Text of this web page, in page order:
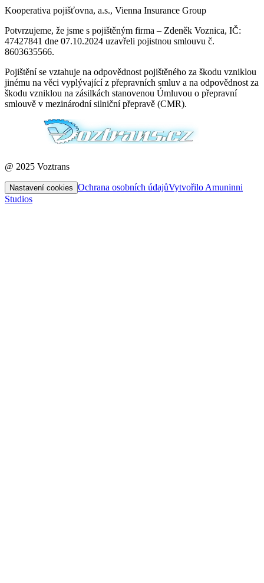
Kooperativa pojišťovna, a.s., Vienna Insurance Group
Potvrzujeme, že jsme s pojištěným firma – Zdeněk Voznica, IČ:
47427841 dne 07.10.2024 uzavřeli pojistnou smlouvu č.
8603635566.
Pojištění se vztahuje na odpovědnost pojištěného za škodu vzniklou
jinému na věci vyplývající z přepravních smluv a na odpovědnost za
škodu vzniklou na zásilkách stanovenou Úmluvou o přepravní
smlouvě v mezinárodní silniční přepravě (CMR).
@ 2025 Voztrans
Nastavení cookies Ochrana osobních údajůVytvořilo Amuninni
Studios